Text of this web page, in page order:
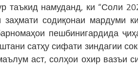
намуданд, ки “Соли
содиқонаи мардуми
пешбинигардида
сатҳу сифати зиндагии
аст, солҳои охир вазъи